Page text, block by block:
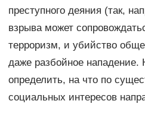
преступного деяния (так,
взрыва может
терроризм, и убийство
даже разбойное нападение.
определить, на что по
социальных интересов